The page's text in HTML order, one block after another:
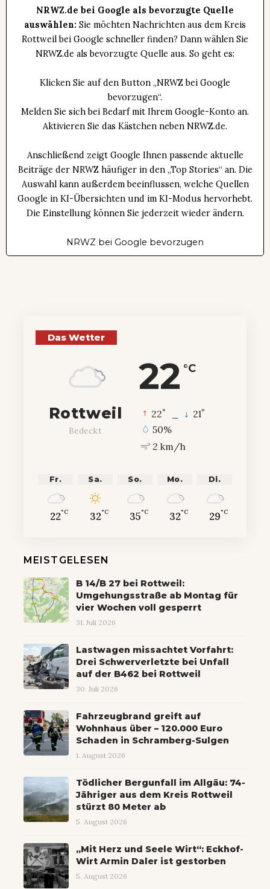
NRWZ.de bei Google als bevorzugte Quelle
auswählen: Sie möchten Nachrichten aus dem Kreis
Rottweil bei Google schneller finden? Dann wählen Sie
NRWZ.de als bevorzugte Quelle aus. So geht es:
Klicken Sie auf den Button „NRWZ bei Google
bevorzugen“.
Melden Sie sich bei Bedarf mit Ihrem Google-Konto an.
Aktivieren Sie das Kästchen neben NRWZ.de.
Anschließend zeigt Google Ihnen passende aktuelle
Beiträge der NRWZ häufiger in den „Top Stories“ an. Die
Auswahl kann außerdem beeinflussen, welche Quellen
Google in KI-Übersichten und im KI-Modus hervorhebt.
Die Einstellung können Sie jederzeit wieder ändern.
NRWZ bei Google bevorzugen
Das Wetter
22 °C
Rottweil
Bedeckt
22° 21°
50%
2 km/h
Fr.
22°C
Sa.
32°C
So.
35°C
Mo.
32°C
Di.
29°C
MEISTGELESEN
B 14/B 27 bei Rottweil:
Umgehungsstraße ab Montag für
vier Wochen voll gesperrt
31. Juli 2026
Lastwagen missachtet Vorfahrt:
Drei Schwerverletzte bei Unfall
auf der B462 bei Rottweil
30. Juli 2026
Fahrzeugbrand greift auf
Wohnhaus über – 120.000 Euro
Schaden in Schramberg-Sulgen
1. August 2026
Tödlicher Bergunfall im Allgäu: 74-
Jähriger aus dem Kreis Rottweil
stürzt 80 Meter ab
5. August 2026
„Mit Herz und Seele Wirt“: Eckhof-
Wirt Armin Daler ist gestorben
5. August 2026